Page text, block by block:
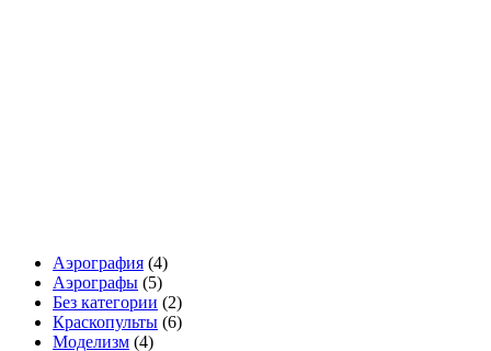
Аэрография (4)
Аэрографы (5)
Без категории (2)
Краскопульты (6)
Моделизм (4)